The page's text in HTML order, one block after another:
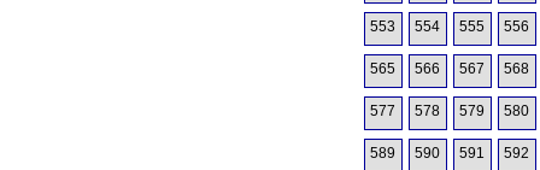
553 554 555 556
565 566 567 568
577 578 579 580
589 590 591 592